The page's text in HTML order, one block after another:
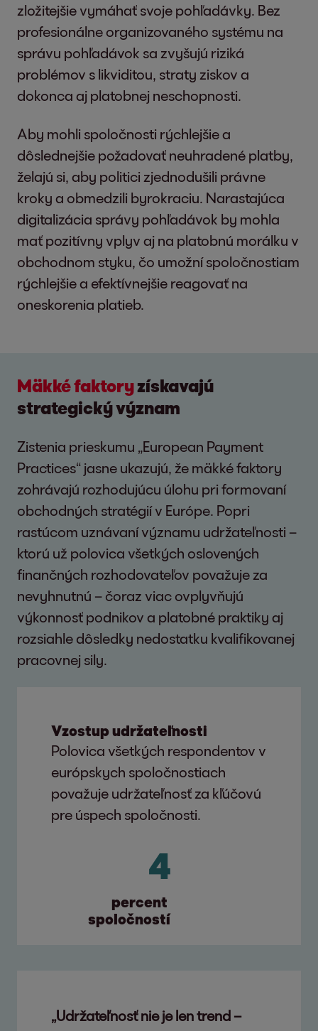
zložitejšie vymáhať svoje pohľadávky. Bez
profesionálne organizovaného systému na
správu pohľadávok sa zvyšujú riziká
problémov s likviditou, straty ziskov a
dokonca aj platobnej neschopnosti.
Aby mohli spoločnosti rýchlejšie a
dôslednejšie požadovať neuhradené platby,
želajú si, aby politici zjednodušili právne
kroky a obmedzili byrokraciu. Narastajúca
digitalizácia správy pohľadávok by mohla
mať pozitívny vplyv aj na platobnú morálku v
obchodnom styku, čo umožní spoločnostiam
rýchlejšie a efektívnejšie reagovať na
oneskorenia platieb.
Mäkké faktoryzískavajú
strategický význam
Zistenia prieskumu „European Payment
Practices“ jasne ukazujú, že mäkké faktory
zohrávajú rozhodujúcu úlohu pri formovaní
obchodných stratégií v Európe. Popri
rastúcom uznávaní významu udržateľnosti –
ktorú už polovica všetkých oslovených
finančných rozhodovateľov považuje za
nevyhnutnú – čoraz viac ovplyvňujú
výkonnosť podnikov a platobné praktiky aj
rozsiahle dôsledky nedostatku kvalifikovanej
pracovnej sily.
Vzostup udržateľnosti
Polovica všetkých respondentov v
európskych spoločnostiach
považuje udržateľnosť za kľúčovú
pre úspech spoločnosti.
42
percent
spoločností
„Udržateľnosť nie je len trend –